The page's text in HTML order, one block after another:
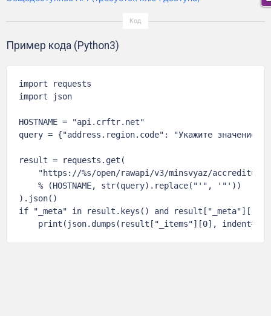
Пример кода (Python3)
import requests
import json
HOSTNAME = "api.crftr.net"
query = {"address.region.code": "Укажите значение
result = requests.get(
"https://%s/open/rawapi/v3/minsvyaz/
    % (HOSTNAME, str(query).replace("'", '"'))
).json()
if "_meta" in result.keys() and
print(json.dumps(result["_items"][0], indent=4,